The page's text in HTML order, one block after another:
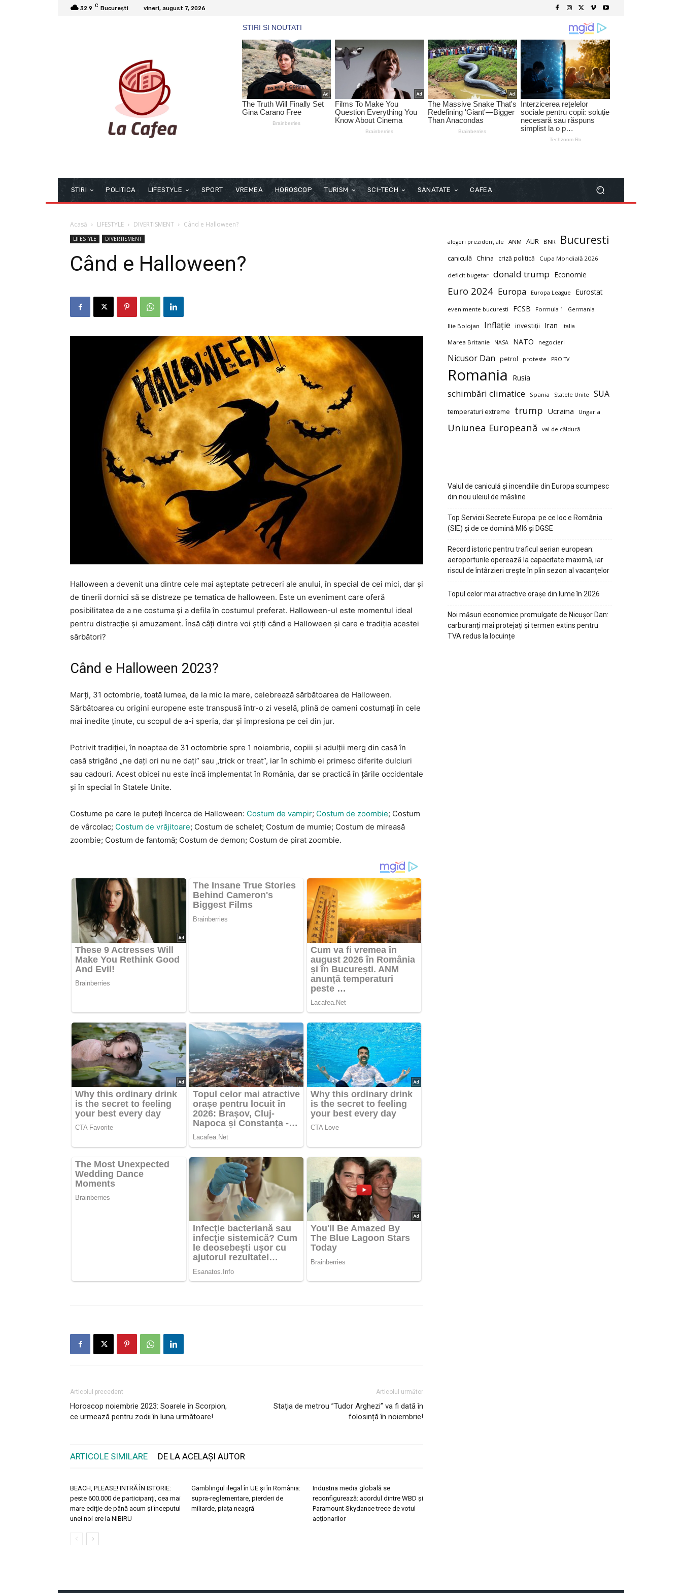
32.9 C București vineri, august 7, 2026
STIRI POLITICA LIFESTYLE SPORT VREMEA HOROSCOP TURISM SCI-TECH SANATATE CAFEA
Acasă LIFESTYLE DIVERTISMENT Când e Halloween?
LIFESTYLE DIVERTISMENT
Când e Halloween?
Halloween a devenit una dintre cele mai așteptate petreceri ale anului, în special de cei mici, dar și
de tinerii dornici să se distreze pe tematica de halloween. Este un eveniment care oferă
posibilitatea de a ne costuma și a defila în costumul preferat. Halloween-ul este momentul ideal
pentru distracție și amuzament. Însă câți dintre voi știți când e Halloween și care e tradiția acestei
sărbători?
Când e Halloween 2023?
Marți, 31 octombrie, toată lumea, de la mic la mare, celebrează sărbătoarea de Halloween.
Sărbătoarea cu origini europene este transpusă într-o zi veselă, plină de oameni costumați în cele
mai inedite ținute, cu scopul de a-i speria, dar și impresiona pe cei din jur.
Potrivit tradiției, în noaptea de 31 octombrie spre 1 noiembrie, copiii și adulții merg din casă în
casă strigând „ne dați ori nu ne dați” sau „trick or treat”, iar în schimb ei primesc diferite dulciuri
sau cadouri. Acest obicei nu este încă implementat în România, dar se practică în țările occidentale
și în special în Statele Unite.
Costume pe care le puteți încerca de Halloween: Costum de vampir; Costum de zoombie; Costum
de vârcolac; Costum de vrăjitoare; Costum de schelet; Costum de mumie; Costum de mireasă
zoombie; Costum de fantomă; Costum de demon; Costum de pirat zoombie.
Articolul precedent
Horoscop noiembrie 2023: Soarele în Scorpion,
ce urmează pentru zodii în luna următoare!
Articolul următor
Stația de metrou ”Tudor Arghezi” va fi dată în
folosință în noiembrie!
ARTICOLE SIMILARE DE LA ACELAȘI AUTOR
BEACH, PLEASE! INTRĂ ÎN ISTORIE:
peste 600.000 de participanți, cea mai
mare ediție de până acum și începutul
unei noi ere la NIBIRU
Gamblingul ilegal în UE și în România:
supra-reglementare, pierderi de
miliarde, piața neagră
Industria media globală se
reconfigurează: acordul dintre WBD și
Paramount Skydance trece de votul
acționarilor
alegeri prezidențiale ANM AUR BNR Bucuresti
caniculă China criză politică Cupa Mondială 2026
deficit bugetar donald trump Economie
Euro 2024 Europa Europa League Eurostat
evenimente bucuresti FCSB Formula 1 Germania
Ilie Bolojan Inflație investiții Iran Italia
Marea Britanie NASA NATO negocieri
Nicusor Dan petrol proteste PRO TV
Romania Rusia
schimbări climatice Spania Statele Unite SUA
temperaturi extreme trump Ucraina Ungaria
Uniunea Europeană val de căldură
Valul de caniculă și incendiile din Europa scumpesc
din nou uleiul de măsline
Top Servicii Secrete Europa: pe ce loc e România
(SIE) și de ce domină MI6 și DGSE
Record istoric pentru traficul aerian european:
aeroporturile operează la capacitate maximă, iar
riscul de întârzieri crește în plin sezon al vacanțelor
Topul celor mai atractive orașe din lume în 2026
Noi măsuri economice promulgate de Nicușor Dan:
carburanți mai protejați și termen extins pentru
TVA redus la locuințe